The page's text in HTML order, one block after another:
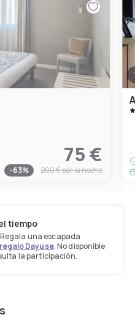
75 €
-63% 200 €por la noche
tiempo
una escapada
Dayuse. No disponible
la participación.